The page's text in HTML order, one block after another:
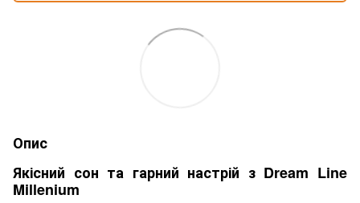
Опис
Якісний сон та гарний настрій з Dream Line
Millenium